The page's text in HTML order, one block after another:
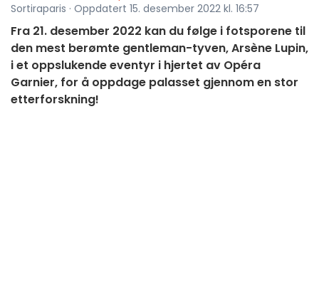
Sortiraparis · Oppdatert 15. desember 2022 kl. 16:57
Fra 21. desember 2022 kan du følge i fotsporene til
den mest berømte gentleman-tyven, Arsène Lupin,
i et oppslukende eventyr i hjertet av Opéra
Garnier, for å oppdage palasset gjennom en stor
etterforskning!